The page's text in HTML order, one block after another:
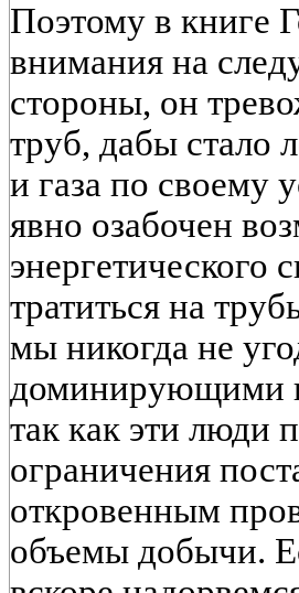
Поэтому в книге
внимания на
стороны, он
труб, дабы стало
и газа по своему
явно озабочен
энергетического
тратиться на
мы никогда не
доминирующими
так как эти люди
ограничения
откровенным
объемы добычи.